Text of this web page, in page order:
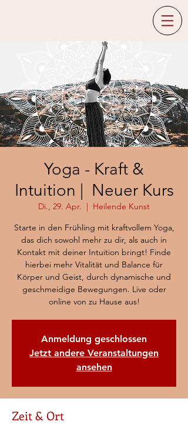
Yoga - Kraft &
Intuition | Neuer Kurs
Di., 29. Apr.
  |
Heilende Kunst
Starte in den Frühling mit kraftvollem Yoga,
das dich sowohl mehr zu dir, als auch in
Kontakt mit deiner Intuition bringt! Finde
hierbei mehr Vitalität und Balance für
Körper und Geist, durch dynamische und
geschmeidige Bewegungen. Live oder
online von zu Hause aus!
Anmeldung geschlossen
Jetzt andere Veranstaltungen
ansehen
Zeit & Ort